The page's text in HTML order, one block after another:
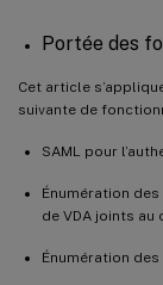
Portée des
Cet article
suivante de
SAML pour
Énumération
de VDA joints au
Énumération